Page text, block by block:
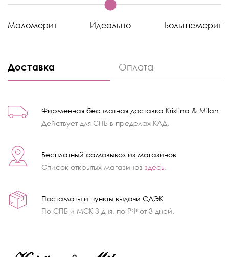
Маломерит Идеально Большемерит
Доставка Оплата
Фирменная бесплатная доставка Kristina & Milan
Действует для СПБ в пределах КАД.
Бесплатный самовывоз из магазинов
Список открытых магазинов здесь.
Постаматы и пункты выдачи СДЭК
По СПБ и МСК 3 дня, по РФ от 3 дней.